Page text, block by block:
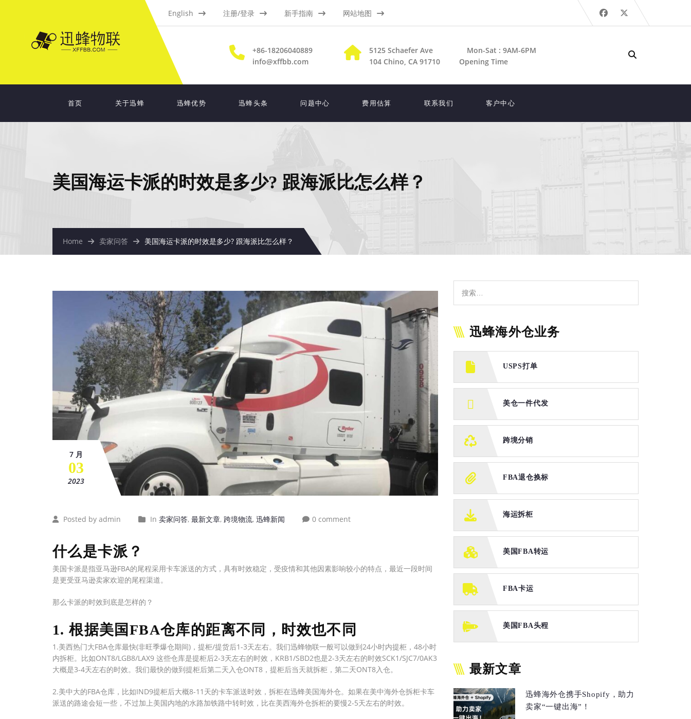
English 注册/登录 新手指南 网站地图
+86-18206040889
info@xffbb.com
5125 Schaefer Ave
104 Chino, CA 91710
Mon-Sat : 9AM-6PM
Opening Time
首页 关于迅蜂 迅蜂优势 迅蜂头条 问题中心 费用估算 联系我们 客户中心
美国海运卡派的时效是多少? 跟海派比怎么样？
Home 卖家问答 美国海运卡派的时效是多少? 跟海派比怎么样？
7 月
03
2023
Posted by admin In 卖家问答, 最新文章, 跨境物流, 迅蜂新闻 0 comment
什么是卡派？
美国卡派是指亚马逊FBA的尾程采用卡车派送的方式，具有时效稳定，受疫情和其他因素影响较小的特点，最近一段时间
是更受亚马逊卖家欢迎的尾程渠道。
那么卡派的时效到底是怎样的？
1. 根据美国FBA仓库的距离不同，时效也不同
1.美西热门大FBA仓库最快(非旺季爆仓期间)，提柜/提货后1-3天左右。我们迅蜂物联一般可以做到24小时内提柜，48小时
内拆柜。比如ONT8/LGB8/LAX9 这些仓库是提柜后2-3天左右的时效，KRB1/SBD2也是2-3天左右的时效SCK1/SJC7/0AK3
大概是3-4天左右的时效。我们最快的做到提柜后第二天入仓ONT8，提柜后当天就拆柜，第二天ONT8入仓。
2.美中大的FBA仓库，比如IND9提柜后大概8-11天的卡车派送时效，拆柜在迅蜂美国海外仓。如果在美中海外仓拆柜卡车
派送的路途会短一些，不过加上美国内地的水路加铁路中转时效，比在美西海外仓拆柜的要慢2-5天左右的时效。
迅蜂海外仓业务
USPS打单
美仓一件代发
跨境分销
FBA退仓换标
海运拆柜
美国FBA转运
FBA卡运
美国FBA头程
最新文章
迅蜂海外仓携手Shopify，助力
卖家“一键出海”！